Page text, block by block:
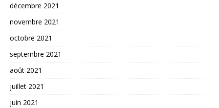
décembre 2021
novembre 2021
octobre 2021
septembre 2021
août 2021
juillet 2021
juin 2021